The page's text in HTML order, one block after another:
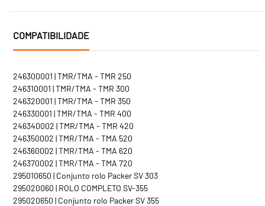
COMPATIBILIDADE
246300001 | TMR/TMA - TMR 250
246310001 | TMR/TMA - TMR 300
246320001 | TMR/TMA - TMR 350
246330001 | TMR/TMA - TMR 400
246340002 | TMR/TMA - TMR 420
246350002 | TMR/TMA - TMA 520
246360002 | TMR/TMA - TMA 620
246370002 | TMR/TMA - TMA 720
295010650 | Conjunto rolo Packer SV 303
295020060 | ROLO COMPLETO SV-355
295020650 | Conjunto rolo Packer SV 355